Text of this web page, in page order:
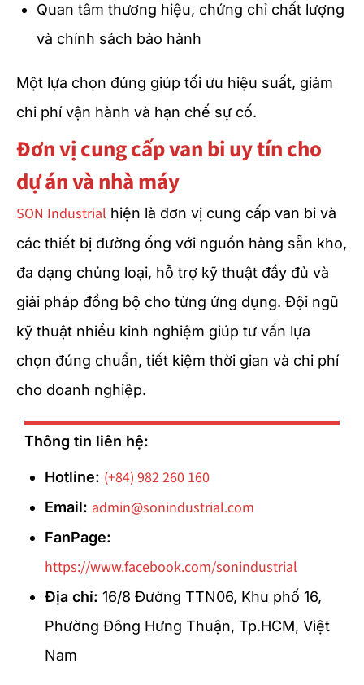
Quan tâm thương hiệu, chứng chỉ chất lượng
và chính sách bảo hành
Một lựa chọn đúng giúp tối ưu hiệu suất, giảm
chi phí vận hành và hạn chế sự cố.
Đơn vị cung cấp van bi uy tín cho
dự án và nhà máy
SON Industrial hiện là đơn vị cung cấp van bi và
các thiết bị đường ống với nguồn hàng sẵn kho,
đa dạng chủng loại, hỗ trợ kỹ thuật đầy đủ và
giải pháp đồng bộ cho từng ứng dụng. Đội ngũ
kỹ thuật nhiều kinh nghiệm giúp tư vấn lựa
chọn đúng chuẩn, tiết kiệm thời gian và chi phí
cho doanh nghiệp.
Thông tin liên hệ:
Hotline: (+84) 982 260 160
Email: admin@sonindustrial.com
FanPage:
https://www.facebook.com/sonindustrial
Địa chỉ: 16/8 Đường TTN06, Khu phố 16,
Phường Đông Hưng Thuận, Tp.HCM, Việt
Nam